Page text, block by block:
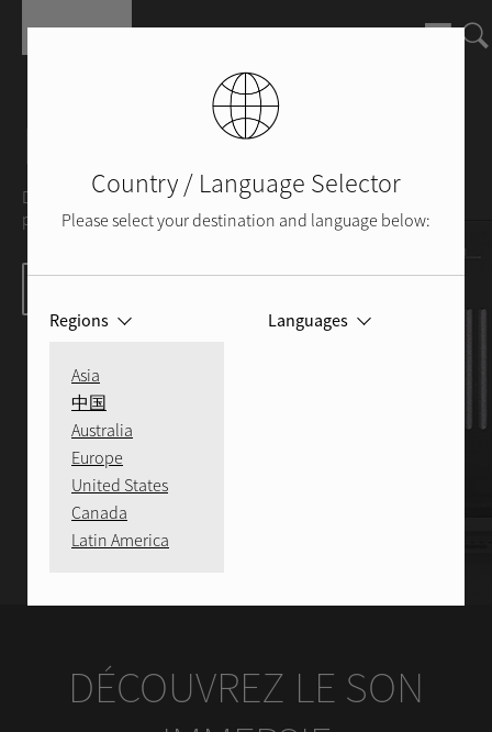
Home-Cinéma
Découvrez comment optimiser, chez vous, les
performances de votre environnement cinéma.
DÉCOUVREZ LE SON
Country / Language Selector
Please select your destination and language below:
Regions
Asia
中国
Australia
Europe
United States
Canada
Latin America
Languages